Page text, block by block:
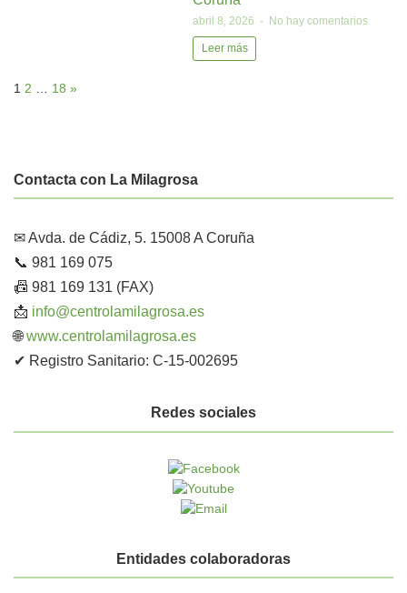
abril 8, 2026 No hay comentarios
Leer más
1 2 18 »
Contacta con La Milagrosa
✉ Avda. de Cádiz, 5. 15008 A Coruña
📞 981 169 075
📠 981 169 131 (FAX)
📩 info@centrolamilagrosa.es
🌐www.centrolamilagrosa.es
✔ Registro Sanitario: C-15-002695
Redes sociales
Entidades colaboradoras